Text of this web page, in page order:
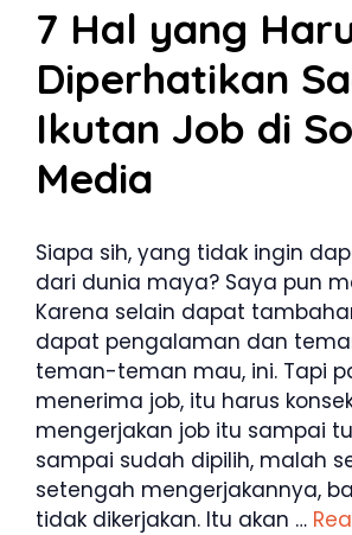
7 Hal yang
Diperhatikan
Ikutan Job di
Media
Siapa sih, yang tidak ingin
dari dunia maya? Saya pun
Karena selain dapat
dapat pengalaman dan
teman-teman mau, ini. Tapi
menerima job, itu harus
mengerjakan job itu sampai
sampai sudah dipilih, malah
setengah mengerjakannya,
tidak dikerjakan. Itu akan …